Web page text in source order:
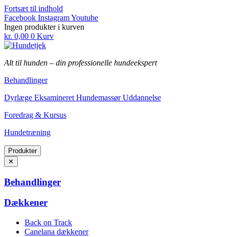
Fortsæt til indhold
Facebook InstagramYoutube
Ingen produkter i kurven
kr. 0,00 0 Kurv
Alt til hunden – din professionelle hundeekspert
Behandlinger
Dyrlæge Eksamineret Hundemassør Uddannelse
Foredrag & Kursus
Hundetræning
Produkter
✕
Behandlinger
Dækkener
Back on Track
Canelana dækkener